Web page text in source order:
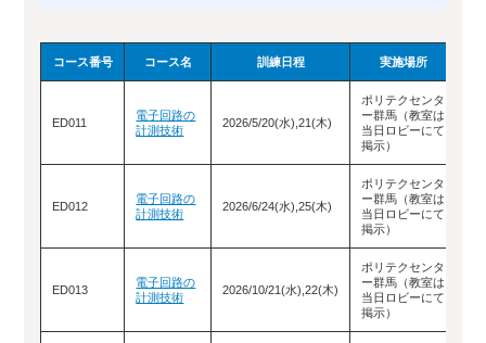
コース番号 コース名 訓練日程 実施場所
ED011
電子回路の
計測技術
2026/5/20(水),21(木)
ポリテクセンタ
ー群馬（教室は
当日ロビーにて
掲示）
ED012
電子回路の
計測技術
2026/6/24(水),25(木)
ポリテクセンタ
ー群馬（教室は
当日ロビーにて
掲示）
ED013
電子回路の
計測技術
2026/10/21(水),22(木)
ポリテクセンタ
ー群馬（教室は
当日ロビーにて
掲示）